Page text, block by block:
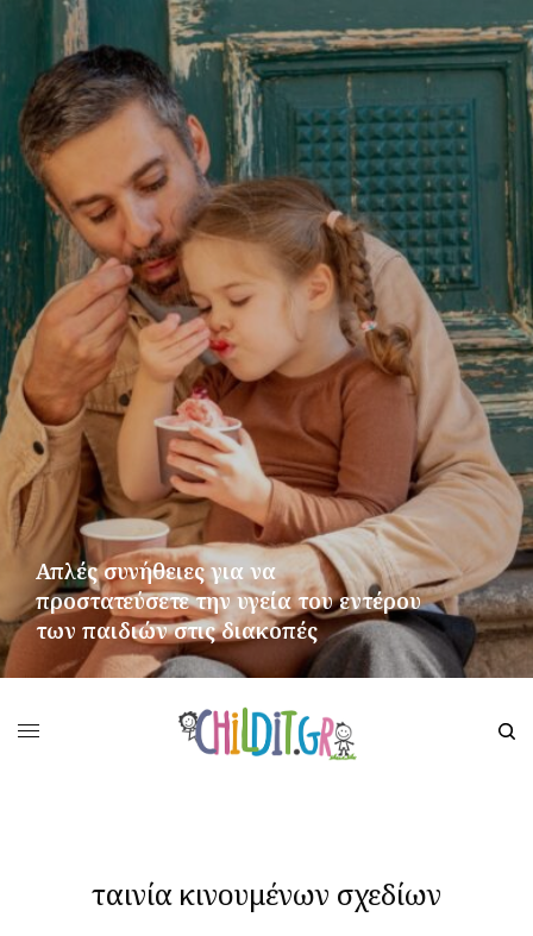
Απλές συνήθειες για να
προστατεύσετε την υγεία του εντέρου
των παιδιών στις διακοπές
ταινία κινουμένων σχεδίων